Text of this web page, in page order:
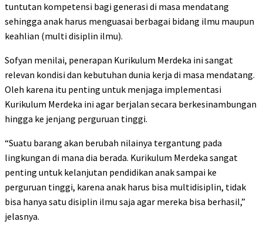
tuntutan kompetensi bagi generasi di masa mendatang
sehingga anak harus menguasai berbagai bidang ilmu maupun
keahlian (multi disiplin ilmu).
Sofyan menilai, penerapan Kurikulum Merdeka ini sangat
relevan kondisi dan kebutuhan dunia kerja di masa mendatang.
Oleh karena itu penting untuk menjaga implementasi
Kurikulum Merdeka ini agar berjalan secara berkesinambungan
hingga ke jenjang perguruan tinggi.
“Suatu barang akan berubah nilainya tergantung pada
lingkungan di mana dia berada. Kurikulum Merdeka sangat
penting untuk kelanjutan pendidikan anak sampai ke
perguruan tinggi, karena anak harus bisa multidisiplin, tidak
bisa hanya satu disiplin ilmu saja agar mereka bisa berhasil,”
jelasnya.